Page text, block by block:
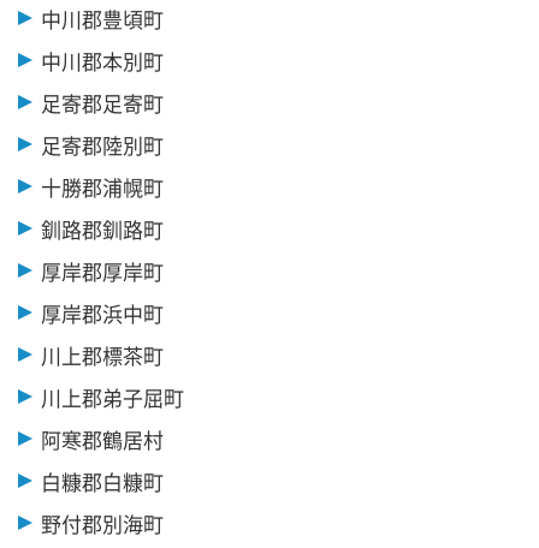
中川郡豊頃町
中川郡本別町
足寄郡足寄町
足寄郡陸別町
十勝郡浦幌町
釧路郡釧路町
厚岸郡厚岸町
厚岸郡浜中町
川上郡標茶町
川上郡弟子屈町
阿寒郡鶴居村
白糠郡白糠町
野付郡別海町